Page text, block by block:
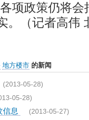
项政策仍将
（记者高伟
地方楼市 的新闻
(2013-05-28)
05-28)
信息 (2013-05-27)